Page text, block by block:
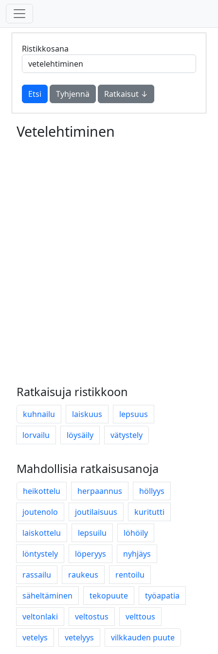
Ristikkosana
Tyhjennä Ratkaisut ↓
Vetelehtiminen
Ratkaisuja ristikkoon
kuhnailu laiskuus
lepsuus
lorvailu
löysäily vätystely
Mahdollisia ratkaisusanoja
heikottelu herpaannus
höllyys
joutenolo
joutilaisuus
kuritutti
laiskottelu
lepsuilu
löhöily
löntystely
löperyys
nyhjäys
rassailu
raukeus
rentoilu
säheltäminen
tekopuute
työapatia
veltonlaki
veltostus
velttous
vetelys
vetelyys vilkkauden puute